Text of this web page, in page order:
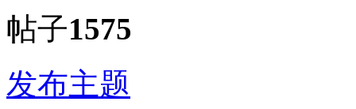
帖子1575
发布主题